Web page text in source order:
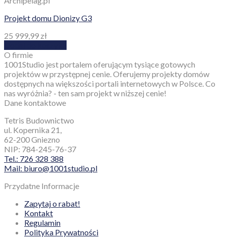
Projekt domu Dionizy G3
25 999,99 zł
O firmie
1001Studio jest portalem oferującym tysiące gotowych
projektów w przystępnej cenie. Oferujemy projekty domów
dostępnych na większości portali internetowych w Polsce. Co
nas wyróżnia? - ten sam projekt w niższej cenie!
Dane kontaktowe
Tetris Budownictwo
ul. Kopernika 21,
62-200 Gniezno
NIP: 784-245-76-37
Tel.: 726 328 388
Mail: biuro@1001studio.pl
Przydatne Informacje
Zapytaj o rabat!
Kontakt
Regulamin
Polityka Prywatności